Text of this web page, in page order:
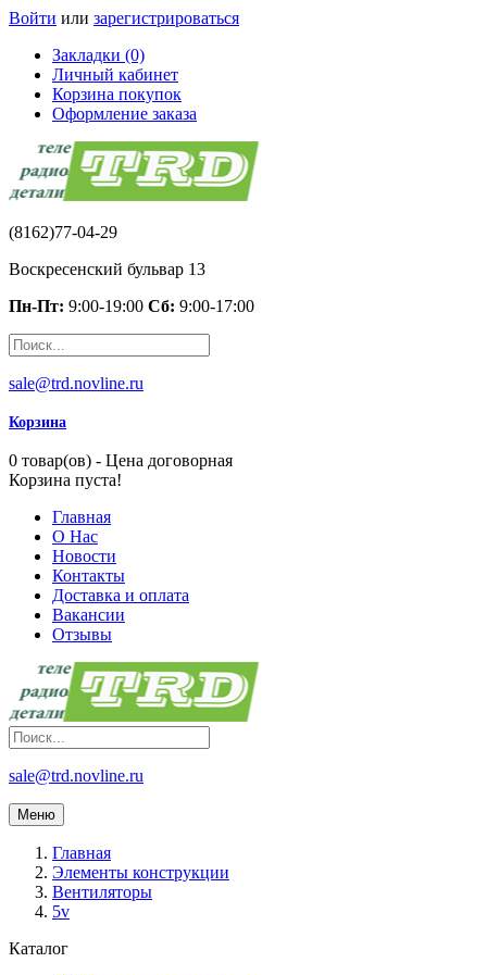
Войти или зарегистрироваться
Закладки (0)
Личный кабинет
Корзина покупок
Оформление заказа
(8162)77-04-29
Воскресенский бульвар 13
Пн-Пт: 9:00-19:00 Сб: 9:00-17:00
sale@trd.novline.ru
Корзина
0 товар(ов) - Цена договорная
Корзина пуста!
Главная
О Нас
Новости
Контакты
Доставка и оплата
Вакансии
Отзывы
sale@trd.novline.ru
Меню
Главная
Элементы конструкции
Вентиляторы
5v
Каталог